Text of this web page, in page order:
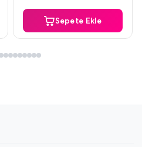
Sepete Ekle